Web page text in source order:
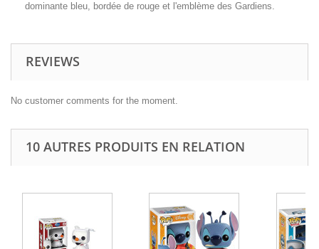
dominante bleu, bordée de rouge et l'emblème des Gardiens.
REVIEWS
No customer comments for the moment.
10 AUTRES PRODUITS EN RELATION